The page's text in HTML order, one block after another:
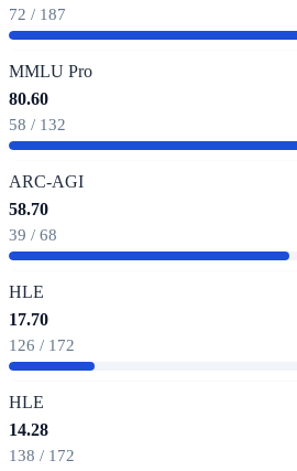
72 / 187
MMLU Pro
80.60
58 / 132
ARC-AGI
58.70
39 / 68
HLE
17.70
126 / 172
HLE
14.28
138 / 172